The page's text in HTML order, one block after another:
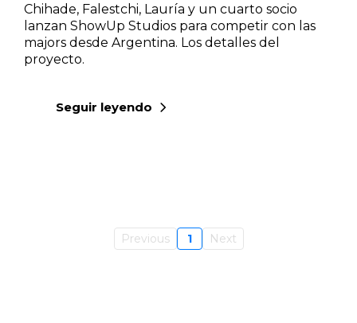
Chihade, Falestchi, Lauría y un cuarto socio
lanzan ShowUp Studios para competir con las
majors desde Argentina. Los detalles del
proyecto.
Seguir leyendo
Previous 1 Next